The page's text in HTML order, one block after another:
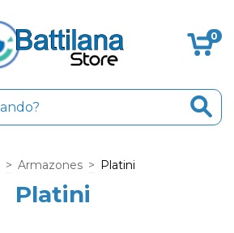
0
> Armazones > Platini
Platini